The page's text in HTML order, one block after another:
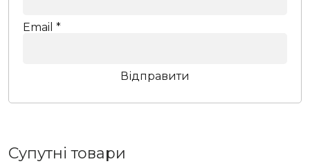
Email *
Супутні товари